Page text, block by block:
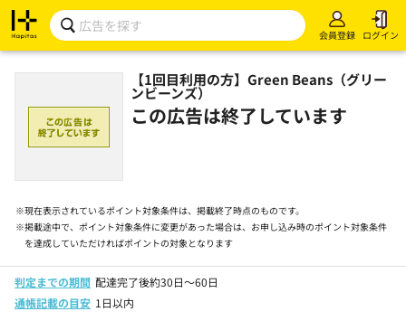
会員登録 ログイン
【1回目利用の方】Green Beans（グリー
ンビーンズ）
この広告は終了しています
※現在表示されているポイント対象条件は、掲載終了時点のものです。
※掲載途中で、ポイント対象条件に変更があった場合は、お申し込み時のポイント対象条件
を達成していただければポイントの対象となります
判定までの期間 配達完了後約30日～60日
通帳記載の目安 1日以内